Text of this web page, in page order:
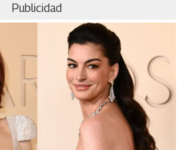
Publicidad